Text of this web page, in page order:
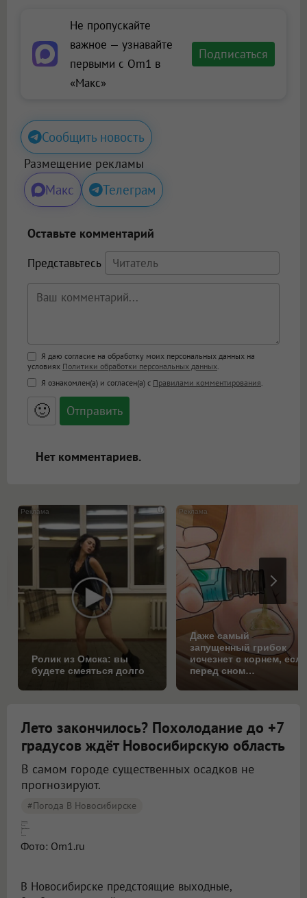
Не пропускайте
важное — узнавайте
первыми с Om1 в
«Макс»
Подписаться
Сообщить новость
Размещение рекламы
Макс Телеграм
Оставьте комментарий
Представьтесь
Поддержка HTML
<b>, <strong>, <u>, <i>, <em>, <s>, <big>,
<small>, <sup>, <sub>, <pre>, <ul>, <ol>, <li>,
<blockquote>, <code> экранирует HTML,
адреса URL автоматически становятся
ссылками, и [img]адрес[/img] будет
Я даю согласие на обработку моих персональных данных на
условиях Политики обработки персональных данных
Я ознакомлен(а) и согласен(а) с Правилами комментирования
🙂
Нет комментариев.
i
Ролик из Омска: вы
будете смеяться долго
Даже самый
запущенный грибок
исчезнет с корнем,
перед сном…
Лето закончилось? Похолодание до +7
градусов ждёт Новосибирскую область
В самом городе существенных осадков не
прогнозируют.
#Погода В Новосибирске